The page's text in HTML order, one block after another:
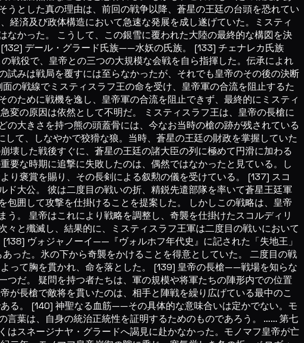
とした真の理由は、前回の戦争以降、蒼星の王廷の台頭を恐れてい
経済及び政体構造において急速な発展を成し遂げていた。ミスティ
かった。 こうして、この銀雪に覆われた大陸の最終的な構図を決
デール・グラード氏族——水妖の氏族。 [133] チェナレカ氏族
役で、皇帝との三つの大規模な会戦を自ら指揮した。伝承によれ
みは戦局を覆すには至らなかったが、それでも皇帝のその後の決断
の戦線でミスティスラフ王の命を受け、皇帝軍の合流を阻止するた
ために戦機を逸し、皇帝軍の合流を阻止できず、最終的にミスティ
変の原因は依然として不明だ。 ミスティスラフ王は、皇帝の長槍に
大きさを持つ熊の頭蓋骨には、今なお当時の槍の跡が残されている
て、しなやかで狡猾な狼。当時、蒼星の王廷の財政を掌握していた
壊した戦後すぐに、蒼星の王廷の諸大臣の列に極めて円滑に加わる
要な時期に追撃に失敗したのは、偶然ではなかったと見ている。し
り褒賞を賜り、その長剣による叙勲の儀を受けている。 [137] スコ
大公。 彼は二度目の戦いの折、精鋭先遣部隊を率いて蒼星王廷軍
囲して攻撃を仕掛けることを提案した。 しかしこの戦略は、皇帝
。 皇帝はこれにより戦略を調整し、奇襲を仕掛けたスコルディリ
と殲滅し、結果的に、ミスティスラフ王軍は二度目の戦いにおいて
ヴォジャノーイ——『ヴォルホフ年代史』に記された「失地王」
った。氷の下から奇襲をかけることを得意としていた。 二度目の戦
って胸を貫かれ、命を落とした。 [139] 皇帝の長槍——戦場を知らな
だ。 疑問を持つ者たちは、軍の規模や将軍たちの陣形内での位置
が長槍で敵将を貫いたのは、相手と陣戦を繰り広げている最中のこ
る。 [140] 神聖なる血筋——その具体的な意味合いは定かでない。モ
言葉は、自身の統治正統性を証明するためのものであろう。 …… 第七
スネージナヤ・グラードへ謁見に赴かなかった。モノマフ皇帝が亡